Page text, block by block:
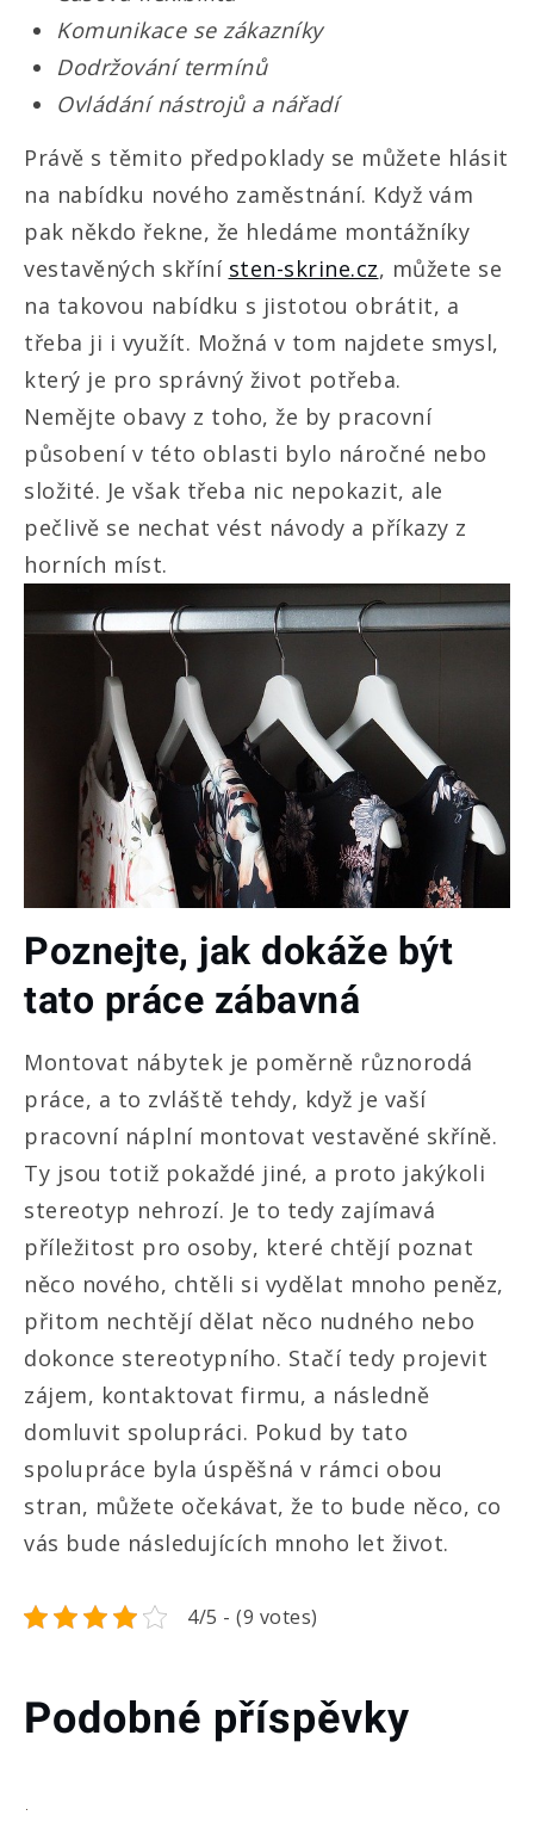
Komunikace se zákazníky
Dodržování termínů
Ovládání nástrojů a nářadí
Právě s těmito předpoklady se můžete hlásit
na nabídku nového zaměstnání. Když vám
pak někdo řekne, že hledáme montážníky
vestavěných skříní sten-skrine.cz, můžete se
na takovou nabídku s jistotou obrátit, a
třeba ji i využít. Možná v tom najdete smysl,
který je pro správný život potřeba.
Nemějte obavy z toho, že by pracovní
působení v této oblasti bylo náročné nebo
složité. Je však třeba nic nepokazit, ale
pečlivě se nechat vést návody a příkazy z
horních míst.
Poznejte, jak dokáže být
tato práce zábavná
Montovat nábytek je poměrně různorodá
práce, a to zvláště tehdy, když je vaší
pracovní náplní montovat vestavěné skříně.
Ty jsou totiž pokaždé jiné, a proto jakýkoli
stereotyp nehrozí. Je to tedy zajímavá
příležitost pro osoby, které chtějí poznat
něco nového, chtěli si vydělat mnoho peněz,
přitom nechtějí dělat něco nudného nebo
dokonce stereotypního. Stačí tedy projevit
zájem, kontaktovat firmu, a následně
domluvit spolupráci. Pokud by tato
spolupráce byla úspěšná v rámci obou
stran, můžete očekávat, že to bude něco, co
vás bude následujících mnoho let život.
4/5 - (9 votes)
Podobné příspěvky